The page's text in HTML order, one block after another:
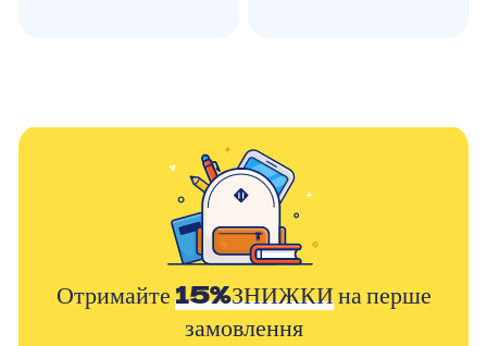
Отримайте15%ЗНИЖКИна перше
замовлення